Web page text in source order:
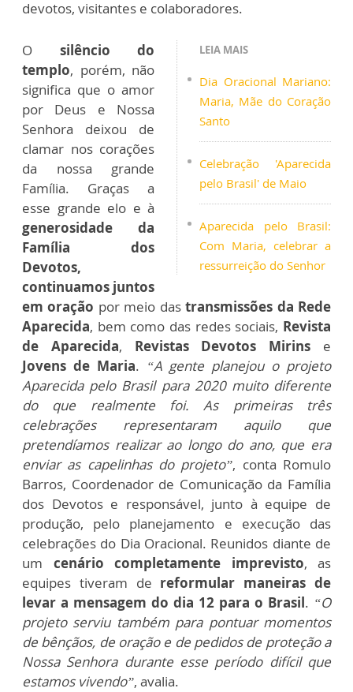
devotos, visitantes e colaboradores.
LEIA MAIS
Dia Oracional Mariano:
Maria, Mãe do Coração
Santo
Celebração 'Aparecida
pelo Brasil' de Maio
Aparecida pelo Brasil:
Com Maria, celebrar a
ressurreição do Senhor
O silêncio do
templo, porém, não
significa que o amor
por Deus e Nossa
Senhora deixou de
clamar nos corações
da nossa grande
Família. Graças a
esse grande elo e à
generosidade da
Família dos
Devotos,
continuamos juntos
em oração por meio dastransmissões da Rede
Aparecida, bem como das redes sociais, Revista
de Aparecida, Revistas Devotos Mirins e
Jovens de Maria. “A gente planejou o projeto
Aparecida pelo Brasil para 2020 muito diferente
do que realmente foi. As primeiras três
celebrações representaram aquilo que
pretendíamos realizar ao longo do ano, que era
enviar as capelinhas do projeto”, conta Romulo
Barros, Coordenador de Comunicação da Família
dos Devotos e responsável, junto à equipe de
produção, pelo planejamento e execução das
celebrações do Dia Oracional. Reunidos diante de
um cenário completamente imprevisto, as
equipes tiveram de reformular maneiras de
levar a mensagem do dia 12 para o Brasil. “O
projeto serviu também para pontuar momentos
de bênçãos, de oração e de pedidos de proteção a
Nossa Senhora durante esse período difícil que
estamos vivendo”, avalia.